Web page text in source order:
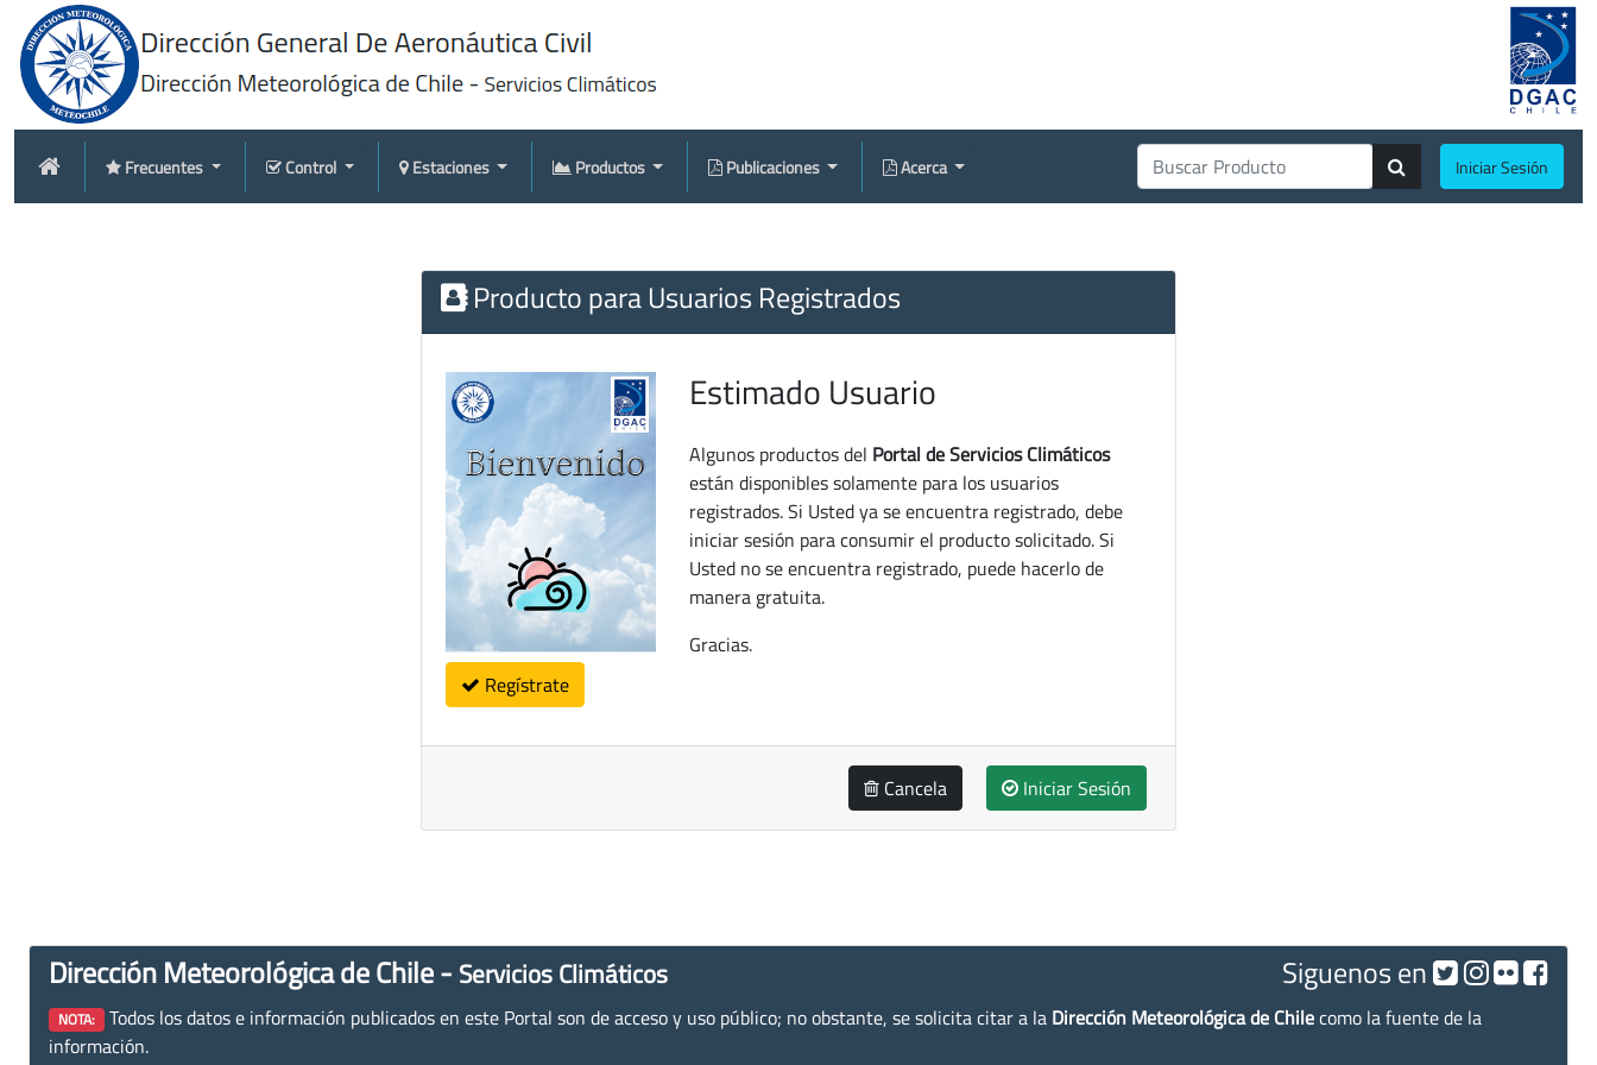
Frecuentes Control Estaciones Productos Publicaciones Acerca Iniciar Sesión
Producto para Usuarios Registrados
Regístrate
Estimado Usuario
Algunos productos del Portal de Servicios Climáticos
están disponibles solamente para los usuarios
registrados. Si Usted ya se encuentra registrado, debe
iniciar sesión para consumir el producto solicitado. Si
Usted no se encuentra registrado, puede hacerlo de
manera gratuita.
Gracias.
Cancela Iniciar Sesión
Dirección Meteorológica de Chile - Servicios Climáticos Siguenos en
NOTA: Todos los datos e información publicados en este Portal son de acceso y uso público; no obstante, se solicita citar a la Dirección Meteorológica de Chilecomo la fuente de la
información.